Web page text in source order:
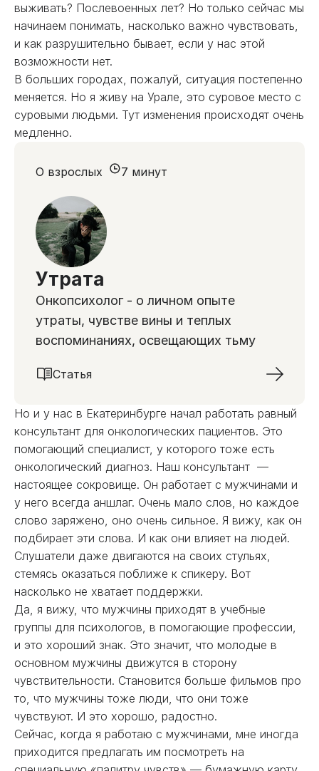
выживать? Послевоенных лет? Но только сейчас мы
начинаем понимать, насколько важно чувствовать,
и как разрушительно бывает, если у нас этой
возможности нет.
В больших городах, пожалуй, ситуация постепенно
меняется. Но я живу на Урале, это суровое место с
суровыми людьми. Тут изменения происходят очень
медленно.
Утрата
Онкопсихолог - о личном опыте
утраты, чувстве вины и теплых
воспоминаниях, освещающих тьму
О взрослых
Статья
7 минут
Но и у нас в Екатеринбурге начал работать равный
консультант для онкологических пациентов. Это
помогающий специалист, у которого тоже есть
онкологический диагноз. Наш консультант —
настоящее сокровище. Он работает с мужчинами и
у него всегда аншлаг. Очень мало слов, но каждое
слово заряжено, оно очень сильное. Я вижу, как он
подбирает эти слова. И как они влияет на людей.
Слушатели даже двигаются на своих стульях,
стемясь оказаться поближе к спикеру. Вот
насколько не хватает поддержки.
Да, я вижу, что мужчины приходят в учебные
группы для психологов, в помогающие профессии,
и это хороший знак. Это значит, что молодые в
основном мужчины движутся в сторону
чувствительности. Становится больше фильмов про
то, что мужчины тоже люди, что они тоже
чувствуют. И это хорошо, радостно.
Сейчас, когда я работаю с мужчинами, мне иногда
приходится предлагать им посмотреть на